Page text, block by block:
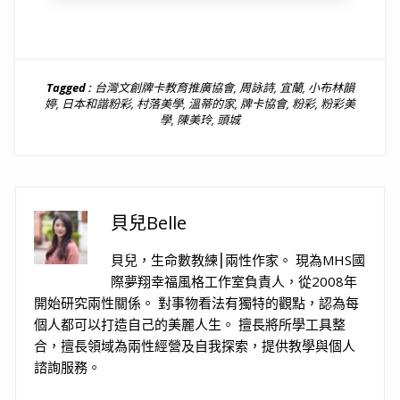
Tagged : 台灣文創牌卡教育推廣協會, 周詠詩, 宜蘭, 小布林韻
婷, 日本和諧粉彩, 村落美學, 溫蒂的家, 牌卡協會, 粉彩, 粉彩美
學, 陳美玲, 頭城
貝兒Belle
貝兒，生命數教練⎮兩性作家。 現為MHS國
際夢翔幸福風格工作室負責人，從2008年
開始研究兩性關係。 對事物看法有獨特的觀點，認為每
個人都可以打造自己的美麗人生。 擅長將所學工具整
合，擅長領域為兩性經營及自我探索，提供教學與個人
諮詢服務。